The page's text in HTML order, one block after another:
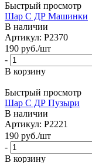
Быстрый просмотр
Шар С ДР Машинки
В наличии
Артикул: Р2370
190 руб./шт
-
В корзину
Быстрый просмотр
Шар С ДР Пузыри
В наличии
Артикул: Р2221
190 руб./шт
-
В корзину